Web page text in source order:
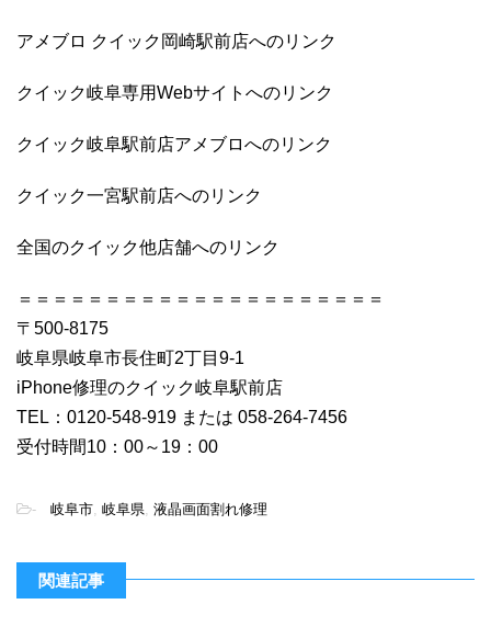
アメブロ クイック岡崎駅前店へのリンク
クイック岐阜専用Webサイトへのリンク
クイック岐阜駅前店アメブロへのリンク
クイック一宮駅前店へのリンク
全国のクイック他店舗へのリンク
＝＝＝＝＝＝＝＝＝＝＝＝＝＝＝＝＝＝＝＝＝
〒500-8175
岐阜県岐阜市長住町2丁目9-1
iPhone修理のクイック岐阜駅前店
TEL：0120-548-919 または 058-264-7456
受付時間10：00～19：00
- 岐阜市 岐阜県 液晶画面割れ修理
関連記事